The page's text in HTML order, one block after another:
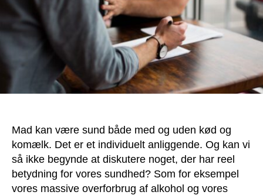
Mad kan være sund både med og uden kød og
komælk. Det er et individuelt anliggende. Og kan vi
så ikke begynde at diskutere noget, der har reel
betydning for vores sundhed? Som for eksempel
vores massive overforbrug af alkohol og vores